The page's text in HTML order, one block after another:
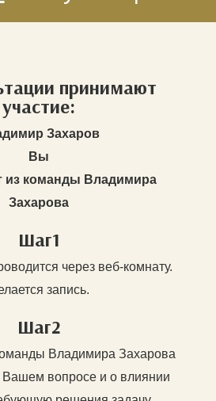
принимают
участие:
Захаров
Вы
из команды Владимира
Захарова
Шаг1
через веб-комнату.
запись.
Шаг2
Владимира Захарова
Вашем вопросе и о влиянии